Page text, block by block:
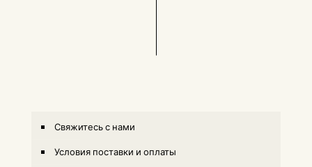
Свяжитесь с нами
Условия поставки и оплаты